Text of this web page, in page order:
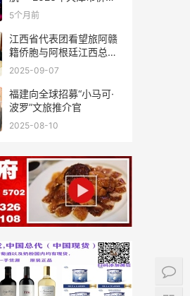
新春联谊活动成功举办
5个月前
江西省代表团看望旅阿赣
籍侨胞与阿根廷江西总商
会座谈
2025-09-07
福建向全球招募“小马可·
波罗”文旅推介官
2025-08-10